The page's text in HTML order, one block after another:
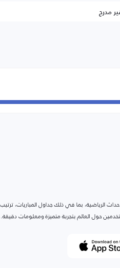
مدرج
الرياضية، بما في ذلك جداول المباريات، ترتيب
حول العالم بتجربة متميزة ومعلومات دقيقة.